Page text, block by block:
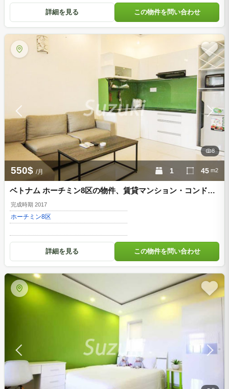
詳細を見る この物件を問い合わせ
8
ベトナム ホーチミン8区の物件、賃貸マンション・コンドミ
ニアム、市街地の近く d852541
完成時期 2017
ホーチミン8区
1 45 m2
550$ /月
詳細を見る この物件を問い合わせ